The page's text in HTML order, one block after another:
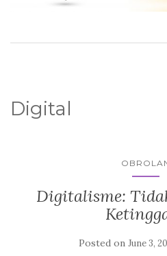
Digital
Digitalisme:
Posted on June 3,